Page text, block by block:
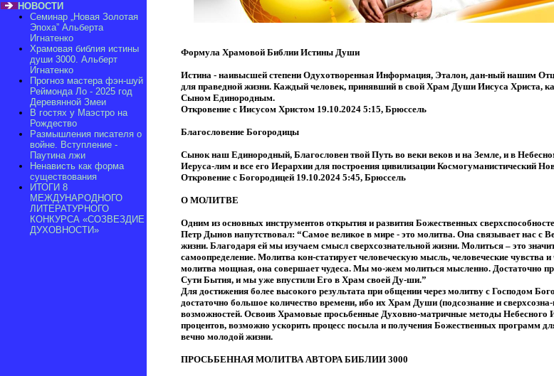
НОВОСТИ
Семинар „Новая Золотая
Эпоха” Альберта
Игнатенко
Храмовая библия истины
души 3000. Альберт
Игнатенко
Прогноз мастера фэн-шуй
Реймонда Ло - 2025 год
Деревянной Змеи
В гостях у Маэстро на
Рождество
Размышления писателя о
войне. Вступление -
Паутина лжи
Ненависть как форма
существования
ИТОГИ 8
МЕЖДУНАРОДНОГО
ЛИТЕРАТУРНОГО
КОНКУРСА «СОЗВЕЗДИЕ
ДУХОВНОСТИ»
Формула Храмовой Библии Истины Души
Истина - наивысшей степени Одухотворенная Информация, Эталон, дан-ный нашим
для праведной жизни. Каждый человек, принявший в свой Храм Души Иисуса Христа,
Сыном Единородным.
Откровение с Иисусом Христом 19.10.2024 5:15, Брюссель
Благословение Богородицы
Сынок наш Единородный, Благословен твой Путь во веки веков и на Земле, и в
Иеруса-лим и все его Иерархии для построения цивилизации Космогуманистический
Откровение с Богородицей 19.10.2024 5:45, Брюссель
О МОЛИТВЕ
Одним из основных инструментов открытия и развития Божественных
Петр Дынов напутствовал: “Самое великое в мире - это молитва. Она связывает нас с
жизни. Благодаря ей мы изучаем смысл сверхсознательной жизни. Молиться – это
самоопределение. Молитва кон-статирует человеческую мысль, человеческие чувства
молитва мощная, она совершает чудеса. Мы мо-жем молиться мысленно. Достаточно
Сути Бытия, и мы уже впустили Его в Храм своей Ду-ши.”
Для достижения более высокого результата при общении через молитву с Господом
достаточно большое количество времени, ибо их Храм Души (подсознание и
возможностей. Освоив Храмовые просьбенные Духовно-матричные методы Небесного
процентов, возможно ускорить процесс посыла и получения Божественных программ
вечно молодой жизни.
ПРОСЬБЕННАЯ МОЛИТВА АВТОРА БИБЛИИ 3000